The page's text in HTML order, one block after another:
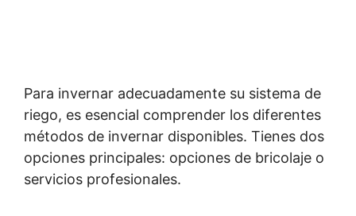
Para invernar adecuadamente su sistema de
riego, es esencial comprender los diferentes
métodos de invernar disponibles. Tienes dos
opciones principales: opciones de bricolaje o
servicios profesionales.